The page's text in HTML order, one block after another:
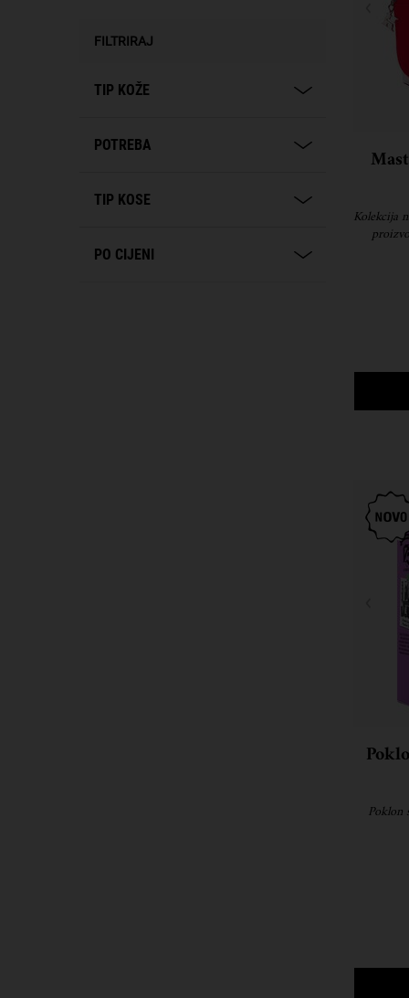
FILTRIRAJ
TIP KOŽE
POTREBA
TIP KOSE
PO CIJENI
Kolekcija
Poklon